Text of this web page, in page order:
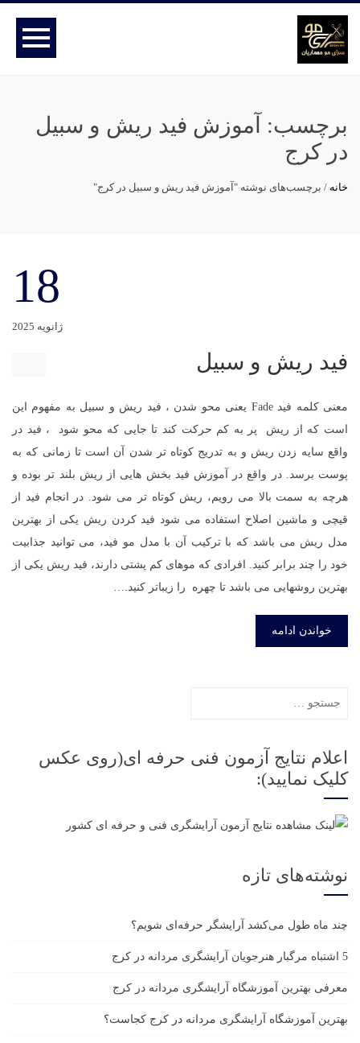
برچسب:
آموزش فید ریش و سبیل
در کرج
خانه / برچسب‌های نوشته "آموزش فید ریش و سبیل در کرج"
18
ژانویه 2025
فید ریش و سبیل
معنی کلمه فید Fade یعنی محو شدن ، فید ریش و سبیل به مفهوم این
است که از ریش پر به کم حرکت کند تا جایی که محو شود ، فید در
واقع سایه زدن ریش و به تدریج کوتاه تر شدن آن است تا زمانی که به
پوست برسد. در واقع در آموزش فید بخش هایی از ریش بلند تر بوده و
هرچه به سمت بالا می رویم، ریش کوتاه تر می شود. در انجام فید از
قیچی و ماشین اصلاح استفاده می شود فید کردن ریش یکی از بهترین
مدل ریش می باشد که با ترکیب آن با مدل مو فید، می توانید جذابیت
خود را چند برابر کنید. افرادی که موهای کم پشتی دارند، فید ریش یکی از
بهترین روشهایی می باشد تا چهره را زیباتر کنید.…
خواندن ادامه
اعلام نتایج آزمون فنی حرفه ای(روی عکس
کلیک نمایید):
نوشته‌های تازه
چند ماه طول می‌کشد آرایشگر حرفه‌ای شویم؟
5 اشتباه مرگبار هنرجویان آرایشگری مردانه در کرج
معرفی بهترین آموزشگاه آرایشگری مردانه در کرج
بهترین آموزشگاه آرایشگری مردانه در کرج کجاست؟